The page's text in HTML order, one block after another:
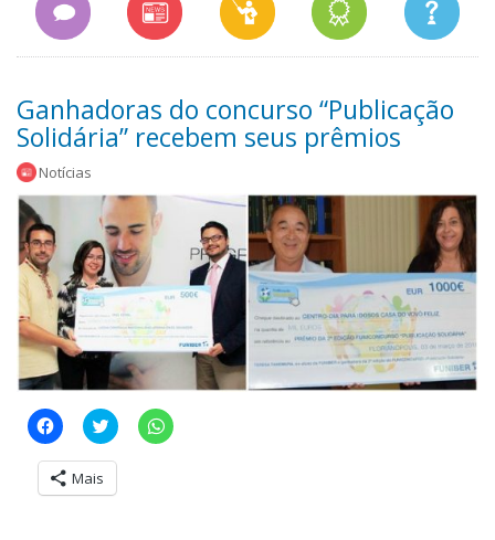
Ganhadoras do concurso “Publicação
Solidária” recebem seus prêmios
Notícias
C
l
q
u
e
C
l
q
e
C
l
Mais